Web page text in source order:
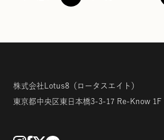
株式会社Lotus8 （ロータスエイト）
東京都中央区東日本橋3-3-17 Re-Know 1F